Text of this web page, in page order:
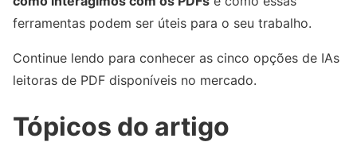
ferramentas podem ser úteis para o seu trabalho.
Continue lendo para conhecer as cinco opções de IAs
leitoras de PDF disponíveis no mercado.
Tópicos do artigo